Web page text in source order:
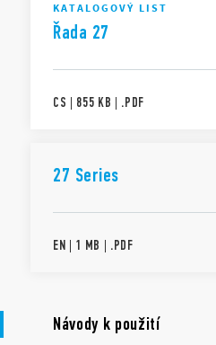
KATALOGOVÝ LIST
Řada 27
CS | 855 KB | .PDF
27 Series
EN | 1 MB | .PDF
Návody k použití